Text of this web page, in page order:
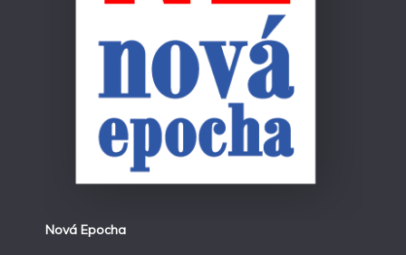
Nová Epocha